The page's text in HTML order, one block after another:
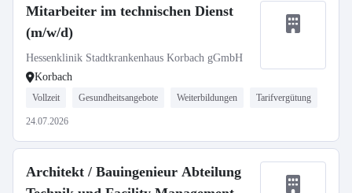
Mitarbeiter im technischen Dienst
(m/w/d)
Hessenklinik Stadtkrankenhaus Korbach gGmbH
Korbach
Vollzeit Gesundheitsangebote Weiterbildungen Tarifvergütung
24.07.2026
Architekt / Bauingenieur Abteilung